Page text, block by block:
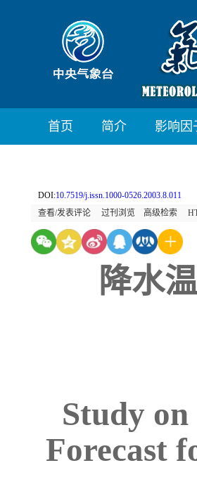
首页 简介 影响因
DOI:10.7519/j.issn.1000-0526.2003.8.011
查看/发表评论
过刊浏览 高级检索
降水
Study
Forecast